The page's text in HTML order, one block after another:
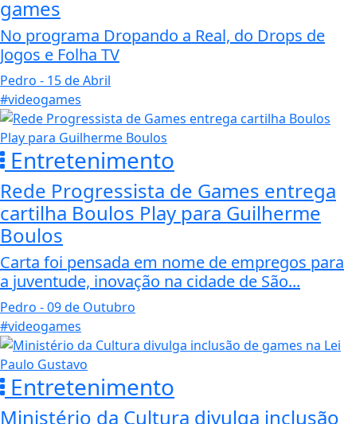
games
No programa Dropando a Real, do Drops de
Jogos e Folha TV
Pedro - 15 de Abril
#videogames
Entretenimento
Rede Progressista de Games entrega
cartilha Boulos Play para Guilherme
Boulos
Carta foi pensada em nome de empregos para
a juventude, inovação na cidade de São...
Pedro - 09 de Outubro
#videogames
Entretenimento
Ministério da Cultura divulga inclusão